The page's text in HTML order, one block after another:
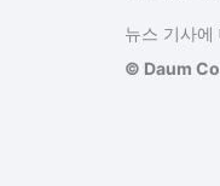
뉴스 기사
© Daum